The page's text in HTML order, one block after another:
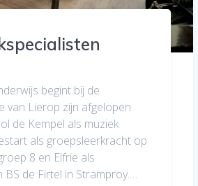
begint bij de
van Lierop zijn afgelopen
de Kempel als muziek
als groepsleerkracht op
8 en Elfrie als
de Firtel in Stramproy.…